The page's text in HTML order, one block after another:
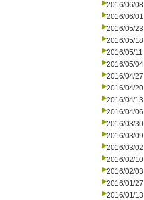
2016/06/08
2016/06/01
2016/05/23
2016/05/18
2016/05/11
2016/05/04
2016/04/27
2016/04/20
2016/04/13
2016/04/06
2016/03/30
2016/03/09
2016/03/02
2016/02/10
2016/02/03
2016/01/27
2016/01/13